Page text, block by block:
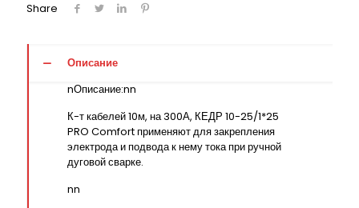
Share
Описание
nОписание:nn
К-т кабелей 10м, на 300А, КЕДР 10-25/1*25
PRO Comfort применяют для закрепления
электрода и подвода к нему тока при ручной
дуговой сварке.
nn